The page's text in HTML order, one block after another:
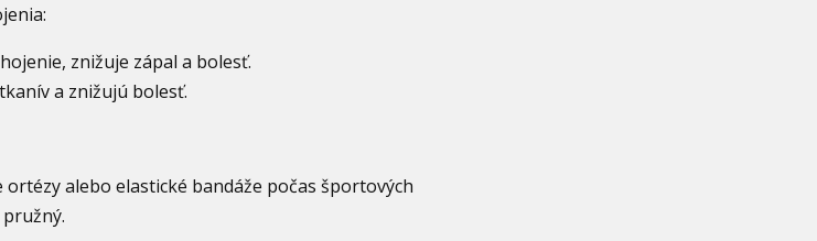
znižuje zápal a bolesť.
a znižujú bolesť.
alebo elastické bandáže počas športových